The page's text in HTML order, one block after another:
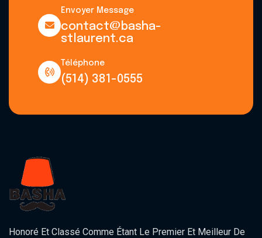
Envoyer Message
contact@basha-
stlaurent.ca
Téléphone
(514) 381-0555
Honoré Et Classé Comme Étant Le Premier Et Meilleur De